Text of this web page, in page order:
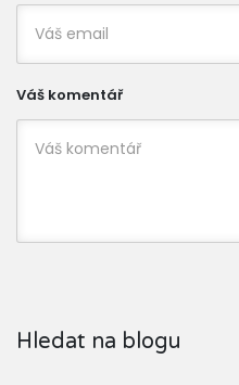
Váš komentář
Hledat na blogu